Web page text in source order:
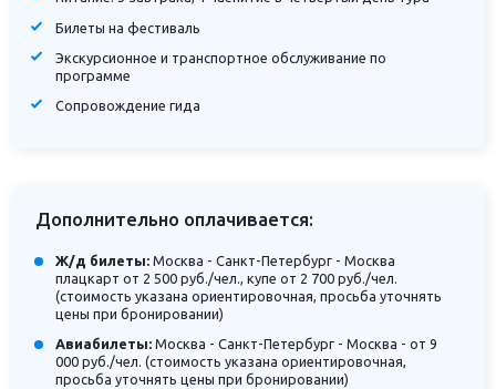
Билеты на фестиваль
Экскурсионное и транспортное обслуживание по
программе
Сопровождение гида
Дополнительно оплачивается:
Ж/д билеты:Москва - Санкт-Петербург - Москва
плацкарт от 2 500 руб./чел., купе от 2 700 руб./чел.
(стоимость указана ориентировочная, просьба уточнять
цены при бронировании)
Авиабилеты:Москва - Санкт-Петербург - Москва - от 9
000 руб./чел. (стоимость указана ориентировочная,
просьба уточнять цены при бронировании)